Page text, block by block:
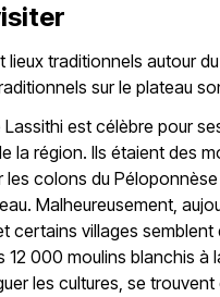
lieux traditionnels autour
sur le plateau
Lassithi est célèbre pour
la région. Ils étaient des
colons du
Malheureusement,
certains villages
12 000 moulins blanchis à
les cultures, se